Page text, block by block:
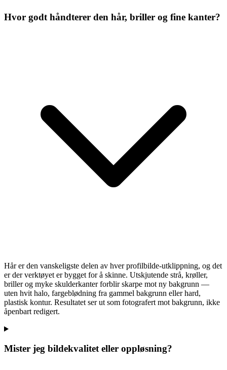
Hvor godt håndterer den hår, briller og fine kanter?
Hår er den vanskeligste delen av hver profilbilde-utklippning, og det
er der verktøyet er bygget for å skinne. Utskjutende strå, krøller,
briller og myke skulderkanter forblir skarpe mot ny bakgrunn —
uten hvit halo, fargeblødning fra gammel bakgrunn eller hard,
plastisk kontur. Resultatet ser ut som fotografert mot bakgrunn, ikke
åpenbart redigert.
Mister jeg bildekvalitet eller oppløsning?